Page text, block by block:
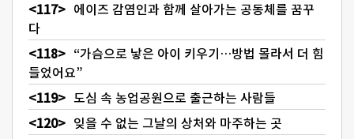
에이즈 감염인과 함께 살아가는 공동체를 꿈꾸
다
“가슴으로 낳은 아이 키우기…방법 몰라서 더 힘
들었어요”
도심 속 농업공원으로 출근하는 사람들
잊을 수 없는 그날의 상처와 마주하는 곳